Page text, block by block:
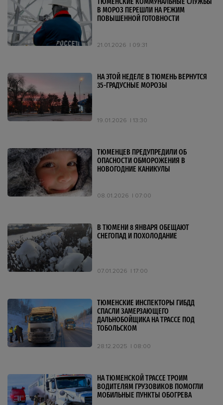
В МОРОЗ ПЕРЕШЛИ НА РЕЖИМ
ПОВЫШЕННОЙ ГОТОВНОСТИ
21.01.2026 09:31
НА ЭТОЙ НЕДЕЛЕ В ТЮМЕНЬ ВЕРНУТСЯ
35-ГРАДУСНЫЕ МОРОЗЫ
19.01.2026 13:30
ТЮМЕНЦЕВ ПРЕДУПРЕДИЛИ ОБ
ОПАСНОСТИ ОБМОРОЖЕНИЯ В
НОВОГОДНИЕ КАНИКУЛЫ
08.01.2026 07:00
В ТЮМЕНИ 8 ЯНВАРЯ ОБЕЩАЮТ
СНЕГОПАД И ПОХОЛОДАНИЕ
07.01.2026 17:00
ТЮМЕНСКИЕ ИНСПЕКТОРЫ ГИБДД
СПАСЛИ ЗАМЕРЗАЮЩЕГО
ДАЛЬНОБОЙЩИКА НА ТРАССЕ ПОД
ТОБОЛЬСКОМ
28.12.2025 08:00
НА ТЮМЕНСКОЙ ТРАССЕ ТРОИМ
ВОДИТЕЛЯМ ГРУЗОВИКОВ ПОМОГЛИ
МОБИЛЬНЫЕ ПУНКТЫ ОБОГРЕВА